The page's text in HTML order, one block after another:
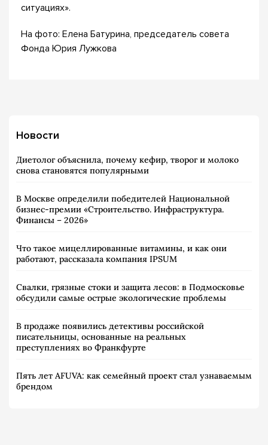
ситуациях».
На фото: Елена Батурина, председатель совета
Фонда Юрия Лужкова
Новости
Диетолог объяснила, почему кефир, творог и молоко
снова становятся популярными
В Москве определили победителей Национальной
бизнес-премии «Строительство. Инфраструктура.
Финансы – 2026»
Что такое мицеллированные витамины, и как они
работают, рассказала компания IPSUM
Свалки, грязные стоки и защита лесов: в Подмосковье
обсудили самые острые экологические проблемы
В продаже появились детективы российской
писательницы, основанные на реальных
преступлениях во Франкфурте
Пять лет AFUVA: как семейный проект стал узнаваемым
брендом